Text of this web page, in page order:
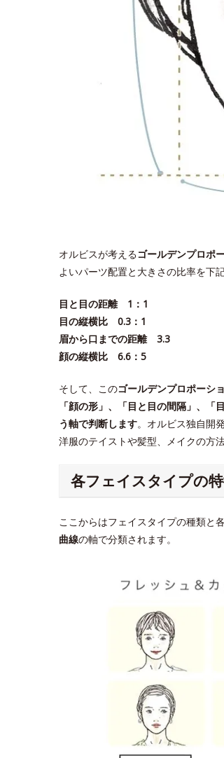
オルビスが考えるゴールデンプロポ
よいパーツ配置と大きさの比率を下
目と目の距離 1：1
目の縦横比 0.3：1
眉から口までの距離 3.3
顔の縦横比 6.6：5
そして、このゴールデンプロポーシ
「顔の形」、「目と目の間隔」、
う軸で判断します。オルビス独自開
洋服のテイストや髪型、メイクの方
各フェイスタイプの
ここからはフェイスタイプの種類と
曲線の軸で分類されます。